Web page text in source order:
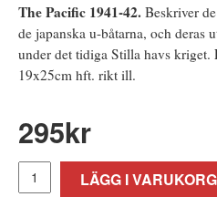
The Pacific 1941-42. Beskriver
de japanska u-båtarna, och deras
under det tidiga Stilla havs kriget.
19x25cm hft. rikt ill.
295kr
LÄGG I VARUKORG